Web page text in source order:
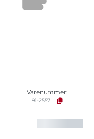
Varenummer:
91-2557